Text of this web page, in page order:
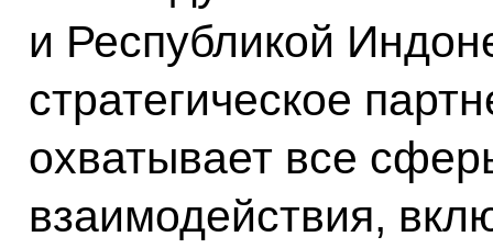
и Республикой
стратегическое
охватывает все
взаимодействия,